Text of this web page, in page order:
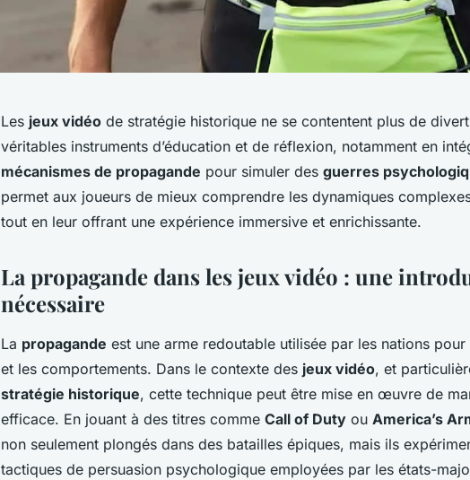
Les jeux vidéo de stratégie historique ne se contentent plus de
véritables instruments d’éducation et de réflexion, notamment en
mécanismes de propagande pour simuler des guerres
permet aux joueurs de mieux comprendre les dynamiques
tout en leur offrant une expérience immersive et enrichissante.
La propagande dans les jeux vidéo : une
nécessaire
La propagande est une arme redoutable utilisée par les nations
et les comportements. Dans le contexte des jeux vidéo, et
stratégie historique, cette technique peut être mise en œuvre de
efficace. En jouant à des titres comme Call of Duty ou America’s
non seulement plongés dans des batailles épiques, mais ils
tactiques de persuasion psychologique employées par les états-